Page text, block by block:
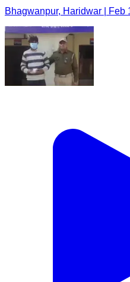
Bhagwanpur, Haridwar | Feb